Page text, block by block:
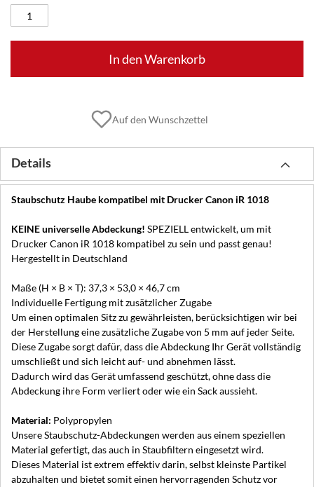
In den Warenkorb
Auf den Wunschzettel
Details
Staubschutz Haube kompatibel mit Drucker Canon iR 1018
KEINE universelle Abdeckung! SPEZIELL entwickelt, um mit
Drucker Canon iR 1018 kompatibel zu sein und passt genau!
Hergestellt in Deutschland
Maße (H × B × T): 37,3 × 53,0 × 46,7 cm
Individuelle Fertigung mit zusätzlicher Zugabe
Um einen optimalen Sitz zu gewährleisten, berücksichtigen wir bei
der Herstellung eine zusätzliche Zugabe von 5 mm auf jeder Seite.
Diese Zugabe sorgt dafür, dass die Abdeckung Ihr Gerät vollständig
umschließt und sich leicht auf- und abnehmen lässt.
Dadurch wird das Gerät umfassend geschützt, ohne dass die
Abdeckung ihre Form verliert oder wie ein Sack aussieht.
Material: Polypropylen
Unsere Staubschutz-Abdeckungen werden aus einem speziellen
Material gefertigt, das auch in Staubfiltern eingesetzt wird.
Dieses Material ist extrem effektiv darin, selbst kleinste Partikel
abzuhalten und bietet somit einen hervorragenden Schutz vor